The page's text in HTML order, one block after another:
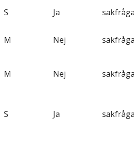
S Ja
M Nej
M Nej
S Ja